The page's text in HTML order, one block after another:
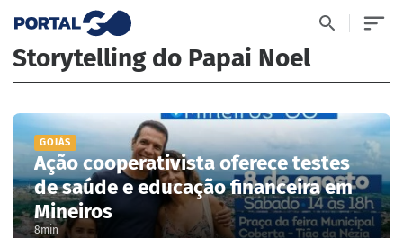
Storytelling do Papai Noel
GOIÁS
Ação cooperativista oferece testes
de saúde e educação financeira em
Mineiros
8min